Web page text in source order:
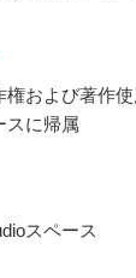
権および著作
スに帰属
スペース